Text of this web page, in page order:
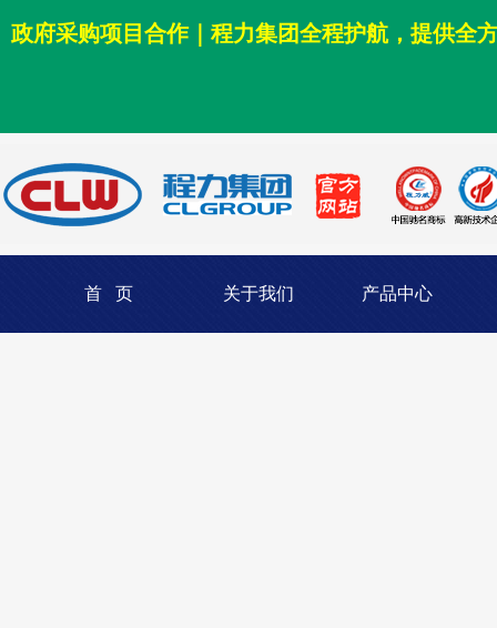
政府采购项目合作｜程力集团全程护航，提供全
首 页 关于我们 产品中心